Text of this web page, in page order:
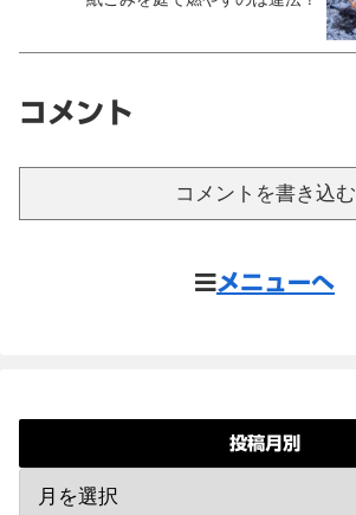
コメント
コメントを書き込む
メニューへ
投稿月別